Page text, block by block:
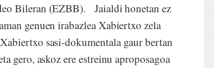
Bileran (EZBB). Jaialdi honetan ez
genuen irabazlea Xabiertxo zela
sasi-dokumentala gaur bertan
gero, askoz ere estreinu aproposagoa